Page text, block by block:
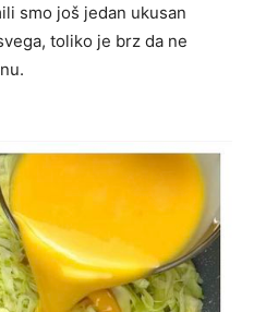
smo još jedan ukusan
toliko je brz da ne